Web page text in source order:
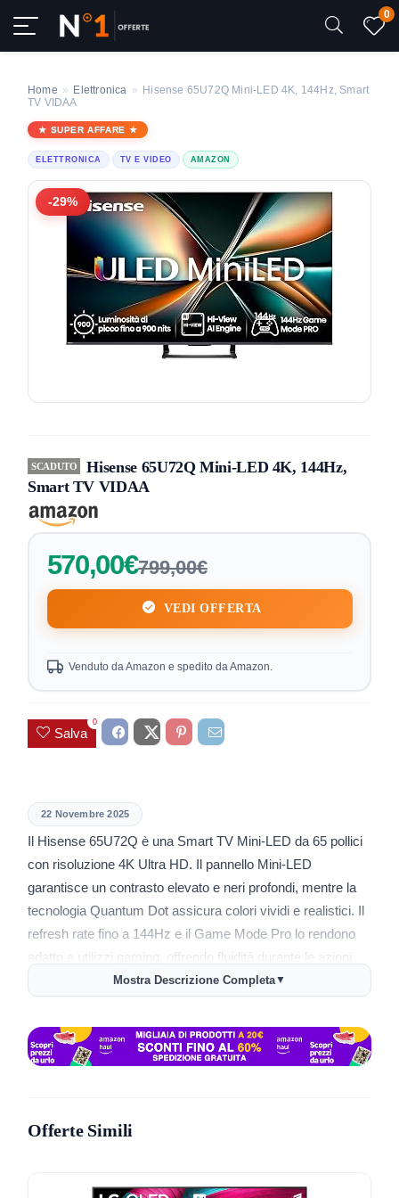
0
Home » Elettronica » Hisense 65U72Q Mini-LED 4K, 144Hz, Smart
TV VIDAA
SUPER AFFARE
ELETTRONICA TV E VIDEO AMAZON
-29%
SCADUTO
Hisense 65U72Q Mini-LED 4K, 144Hz,
Smart TV VIDAA
570,00€799,00€
VEDI OFFERTA
Venduto da Amazon e spedito da Amazon.
Salva
0
22 Novembre 2025
Il Hisense 65U72Q è una Smart TV Mini-LED da 65 pollici
con risoluzione 4K Ultra HD. Il pannello Mini-LED
garantisce un contrasto elevato e neri profondi, mentre la
tecnologia Quantum Dot assicura colori vividi e realistici. Il
refresh rate fino a 144Hz e il Game Mode Pro lo rendono
adatto a utilizzi gaming, offrendo fluidità durante le azioni
rapide e un input lag ridotto. Supporta i principali standard
consentendo una visione ottimale sia per film che durante
lo sport.
operativo VIDAA U8 mette a disposizione tutte le app
Mostra Descrizione Completa▼
Offerte Simili